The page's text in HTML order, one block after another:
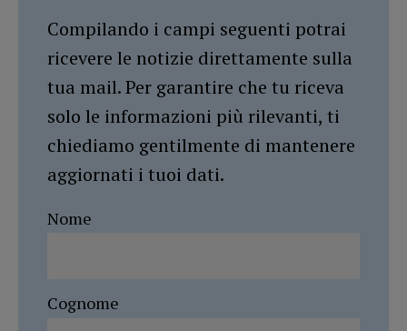
Compilando i campi seguenti potrai
ricevere le notizie direttamente sulla
tua mail. Per garantire che tu riceva
solo le informazioni più rilevanti, ti
chiediamo gentilmente di mantenere
aggiornati i tuoi dati.
Nome
Cognome